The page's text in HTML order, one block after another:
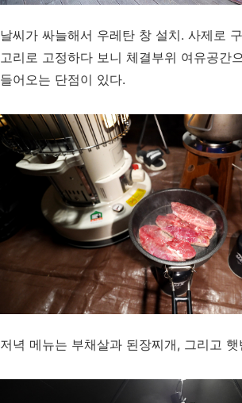
날씨가 싸늘해서 우레탄 창 설치. 사제로
고리로 고정하다 보니 체결부위 여유공간
들어오는 단점이 있다.
저녁 메뉴는 부채살과 된장찌개, 그리고 햇